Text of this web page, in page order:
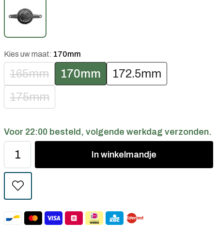
Kies uw maat: 170mm
165mm 170mm
172.5mm
175mm
Voor 22:00 besteld, volgende werkdag verzonden.
In winkelmandje